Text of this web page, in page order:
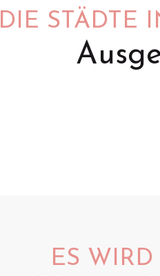
DIE STÄDTE
ES